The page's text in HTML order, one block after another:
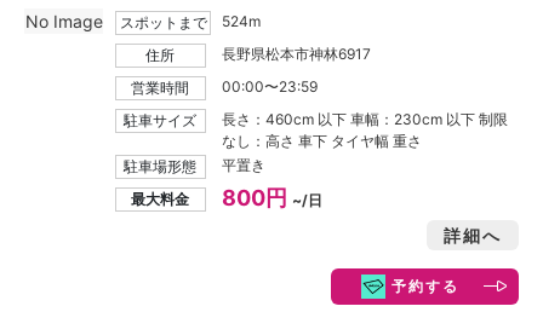
スポットまで
524m
住所
長野県松本市神林6917
営業時間
00:00〜23:59
駐車サイズ
長さ：460cm 以下 車幅：230cm 以下 制限
なし：高さ 車下 タイヤ幅 重さ
駐車場形態
平置き
最大料金
800円 ~/日
詳細へ
予約する
No Image